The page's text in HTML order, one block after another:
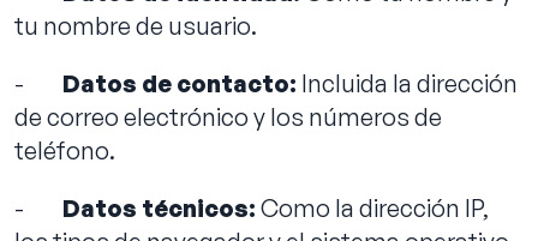
tu nombre de usuario.
- Datos de contacto: Incluida la dirección
de correo electrónico y los números de
teléfono.
- Datos técnicos: Como la dirección IP,